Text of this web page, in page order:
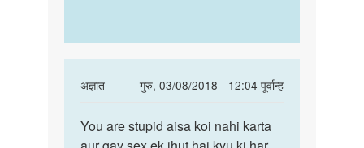
अज्ञात
गुरु, 03/08/2018 - 12:04 पूर्वान्ह
In
to
mujhe
You
are
You are stupid aisa koi nahi karta